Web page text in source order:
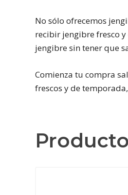
No sólo ofrecemos
recibir jengibre fresco
jengibre sin tener que
Comienza tu compra
frescos y de